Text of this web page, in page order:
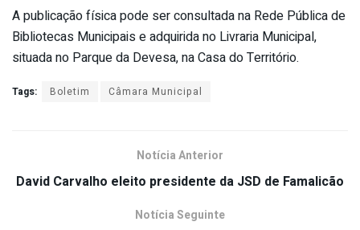
A publicação física pode ser consultada na Rede Pública de
Bibliotecas Municipais e adquirida no Livraria Municipal,
situada no Parque da Devesa, na Casa do Território.
Tags: Boletim Câmara Municipal
Notícia Anterior
David Carvalho eleito presidente da JSD de Famalicão
Notícia Seguinte